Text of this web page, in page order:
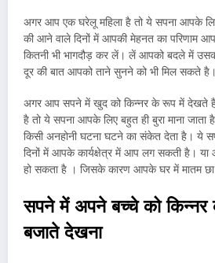
अगर आप एक घरेलू महिला है तो ये सपना आपके
की आने वाले दिनों में आपकी मेहनत का परिणाम
कितनी भी भागदौड़ कर लें। लें आपको बदले में
दूर की बात आपको ताने सुनने को भी मिल सकते है।
अगर आप सपने में खुद को किन्नर के रूप में देखते है
है तो ये सपना आपके लिए बहुत ही बुरा माना जाता
किसी अनहोनी घटना घटने का संकेत देता है। ये
दिनों में आपके कार्यक्षेत्र में आप लग सकती है। या
हो सकता है । जिसके कारण आपके घर में मातम छा
सपने में अपने बच्चे को किन्नर
बजाते देखना